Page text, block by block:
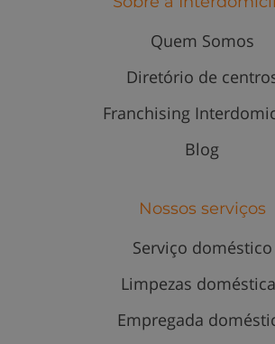
Quem Somos
Diretório de
Franchising
Blog
Nossos serviços
Serviço doméstico
Limpezas
Empregada